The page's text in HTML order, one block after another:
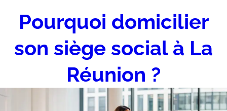
Pourquoi domicilier
son siège social à La
Réunion ?